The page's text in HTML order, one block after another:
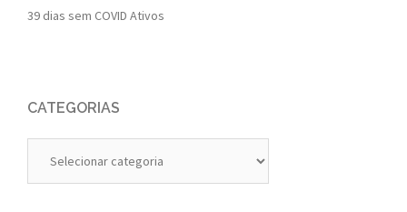
39 dias sem COVID Ativos
CATEGORIAS